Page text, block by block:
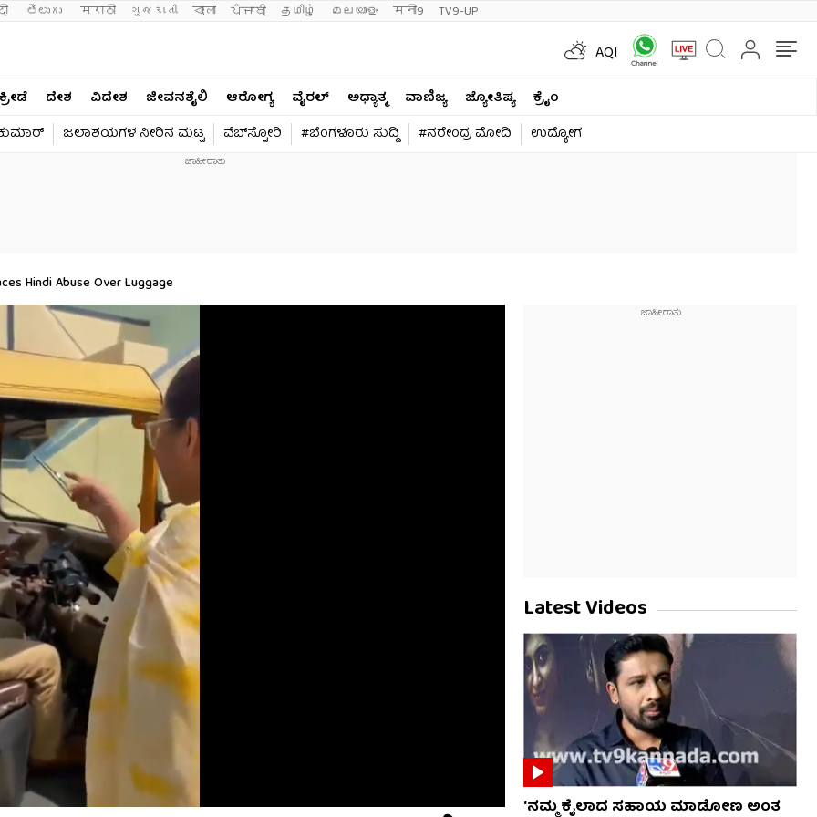
తెలుగు मराठी ગુજરાતી বাংলা ਪੰਜਾਬੀ தமிழ் മലയാളം मनी9 TV9-UP
AQI
ಕ್ರೀಡೆ ದೇಶ ವಿದೇಶ ಜೀವನಶೈಲಿ ಆರೋಗ್ಯ ವೈರಲ್​ ಅಧ್ಯಾತ್ಮ ವಾಣಿಜ್ಯ ಜ್ಯೋತಿಷ್ಯ
ಕ್ರೈಂ
ಜಲಾಶಯಗಳ ನೀರಿನ ಮಟ್ಟ ವೆಬ್​ಸ್ಟೋರಿ #ಬೆಂಗಳೂರು ಸುದ್ದಿ #ನರೇಂದ್ರ ಮೋದಿ ಉದ್ಯೋಗ
Hindi Abuse Over Luggage
Latest Videos
‘ನಮ್ಮ ಕೈಲಾದ ಸಹಾಯ ಮಾಡೋಣ ಅಂತ